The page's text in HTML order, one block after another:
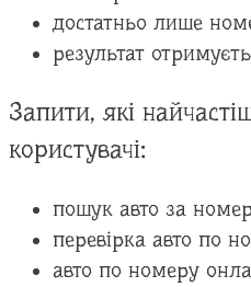
достатньо лише
результат
Запити, які
користувачі:
пошук авто за
перевірка авто по
авто по номеру